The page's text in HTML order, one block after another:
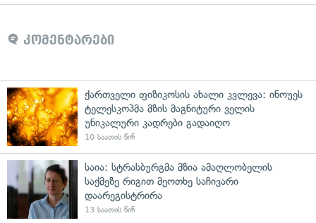
კომენტარები
ქართველი ფიზიკოსის ახალი კვლევა: ინოუეს
ტელესკოპმა მზის მაგნიტური ველის
უნიკალური კადრები გადაიღო
10 საათის წინ
საია: სტრასბურგმა მზია ამაღლობელის
საქმეზე რიგით მეოთხე საჩივარი
დაარეგისტრირა
13 საათის წინ